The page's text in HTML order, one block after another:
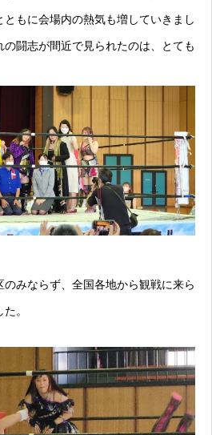
もに会場内の熱気も増していきまし
闘志が間近で見られたのは、とても
みならず、全国各地から観戦に来ら
。